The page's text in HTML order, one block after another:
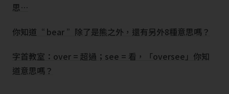
思…
你知道“ bear ”除了是熊之外，還有另外8種意思嗎？
字首教室：over = 超過；see = 看，「oversee」你知
道意思嗎？